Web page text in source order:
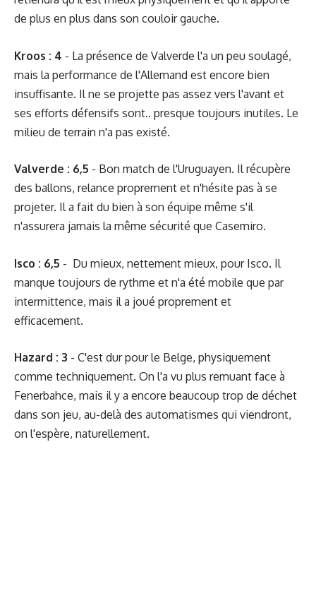
de plus en plus dans son couloir gauche.
Kroos : 4 - La présence de Valverde l'a un peu soulagé,
mais la performance de l'Allemand est encore bien
insuffisante. Il ne se projette pas assez vers l'avant et
ses efforts défensifs sont.. presque toujours inutiles. Le
milieu de terrain n'a pas existé.
Valverde : 6,5 - Bon match de l'Uruguayen. Il récupère
des ballons, relance proprement et n'hésite pas à se
projeter. Il a fait du bien à son équipe même s'il
n'assurera jamais la même sécurité que Casemiro.
Isco : 6,5 - Du mieux, nettement mieux, pour Isco. Il
manque toujours de rythme et n'a été mobile que par
intermittence, mais il a joué proprement et
efficacement.
Hazard : 3 - C'est dur pour le Belge, physiquement
comme techniquement. On l'a vu plus remuant face à
Fenerbahce, mais il y a encore beaucoup trop de déchet
dans son jeu, au-delà des automatismes qui viendront,
on l'espère, naturellement.